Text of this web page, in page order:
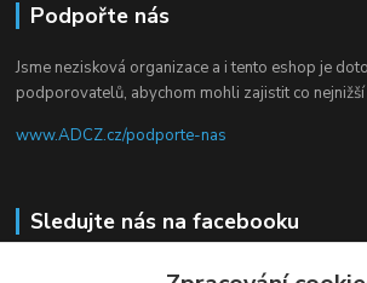
Podpořte nás
Jsme nezisková organizace a i tento eshop je
podporovatelů, abychom mohli zajistit co nejnižší
www.ADCZ.cz/podporte-nas
Sledujte nás na facebooku